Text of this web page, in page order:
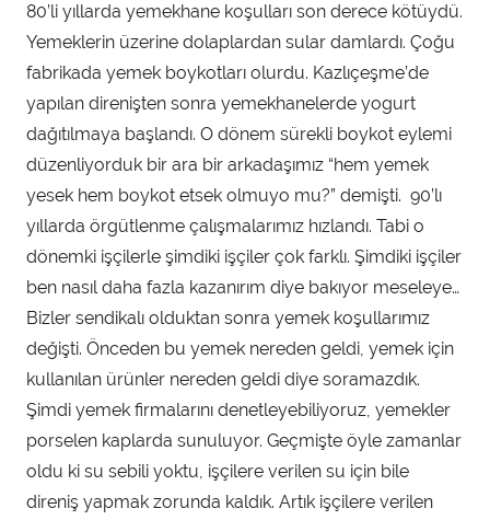
80’li yıllarda yemekhane koşulları son derece kötüydü.
Yemeklerin üzerine dolaplardan sular damlardı. Çoğu
fabrikada yemek boykotları olurdu. Kazlıçeşme’de
yapılan direnişten sonra yemekhanelerde yogurt
dağıtılmaya başlandı. O dönem sürekli boykot eylemi
düzenliyorduk bir ara bir arkadaşımız “hem yemek
yesek hem boykot etsek olmuyo mu?” demişti. 90’lı
yıllarda örgütlenme çalışmalarımız hızlandı. Tabi o
dönemki işçilerle şimdiki işçiler çok farklı. Şimdiki işçiler
ben nasıl daha fazla kazanırım diye bakıyor meseleye…
Bizler sendikalı olduktan sonra yemek koşullarımız
değişti. Önceden bu yemek nereden geldi, yemek için
kullanılan ürünler nereden geldi diye soramazdık.
Şimdi yemek firmalarını denetleyebiliyoruz, yemekler
porselen kaplarda sunuluyor. Geçmişte öyle zamanlar
oldu ki su sebili yoktu, işçilere verilen su için bile
direniş yapmak zorunda kaldık. Artık işçilere verilen